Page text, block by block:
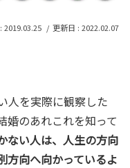
2019.03.25 2022.02.07
人を実際に観察した
婚のあれこれを知って
ない人は、人生の方向
方向へ向かっているよ